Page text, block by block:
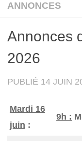
ANNONCES
Annonces
2026
PUBLIÉ 14 JUIN
Mardi 16
juin :
9h :